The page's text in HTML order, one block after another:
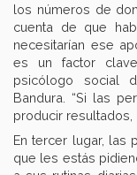
los números de
cuenta de que
necesitarían ese
es un factor
psicólogo social
Bandura. “Si las
producir resultados,
En tercer lugar, las
que les estás